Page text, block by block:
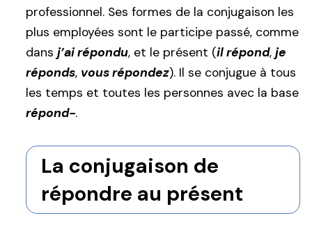
professionnel. Ses formes de la conjugaison les
plus employées sont le participe passé, comme
dans j’ai répondu, et le présent (il répond, je
réponds, vous répondez). Il se conjugue à tous
les temps et toutes les personnes avec la base
répond-.
La conjugaison de
répondre au présent